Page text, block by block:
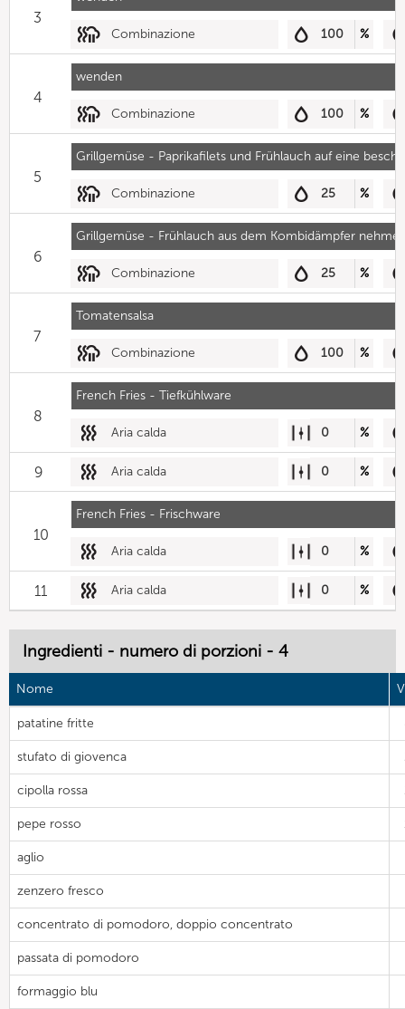
3
Combinazione 100 %
wenden
4
Combinazione 100 %
Grillgemüse - Paprikafilets und Frühlauch auf eine
5
Combinazione 25 %
Grillgemüse - Frühlauch aus dem Kombidämpfer
6
Combinazione 25 %
Tomatensalsa
7
Combinazione 100 %
French Fries - Tiefkühlware
8
Aria calda 0 %
9 Aria calda 0 %
French Fries - Frischware
10
Aria calda 0 %
11 Aria calda 0 %
Ingredienti - numero di porzioni - 4
Nome
patatine fritte
stufato di giovenca
cipolla rossa
pepe rosso
aglio
zenzero fresco
concentrato di pomodoro, doppio concentrato
passata di pomodoro
formaggio blu